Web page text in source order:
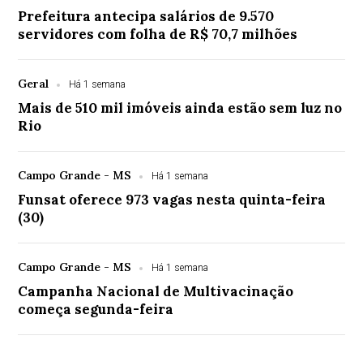
Prefeitura antecipa salários de 9.570
servidores com folha de R$ 70,7 milhões
Geral Há 1 semana
Mais de 510 mil imóveis ainda estão sem luz no
Rio
Campo Grande - MS Há 1 semana
Funsat oferece 973 vagas nesta quinta-feira
(30)
Campo Grande - MS Há 1 semana
Campanha Nacional de Multivacinação
começa segunda-feira